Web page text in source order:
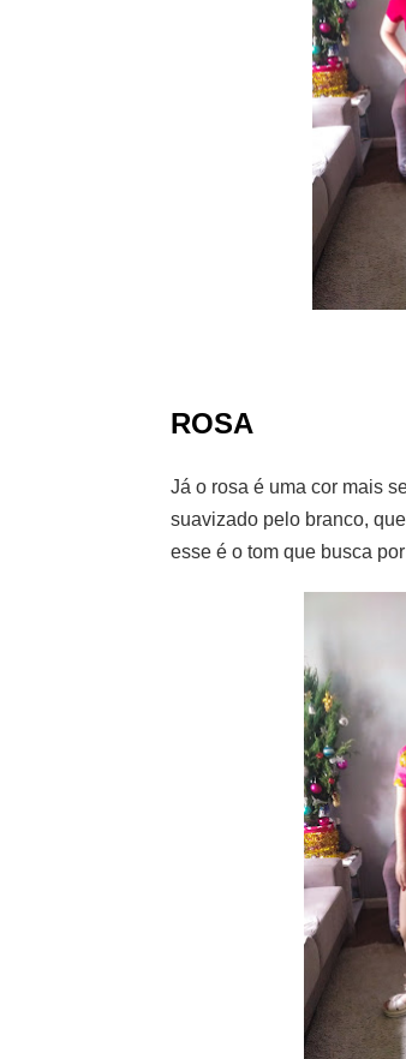
ROSA
Já o rosa é uma cor mais
suavizado pelo branco,
esse é o tom que busca